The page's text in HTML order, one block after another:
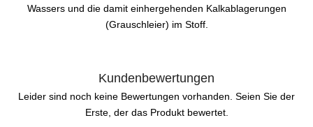
Wassers und die damit einhergehenden Kalkablagerungen
(Grauschleier) im Stoff.
Kundenbewertungen
Leider sind noch keine Bewertungen vorhanden. Seien Sie der
Erste, der das Produkt bewertet.